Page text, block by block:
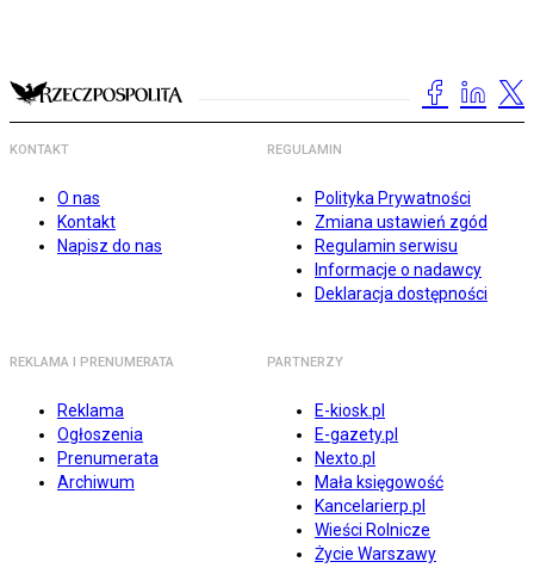
KONTAKT
O nas
Kontakt
Napisz do nas
REGULAMIN
Polityka Prywatności
Zmiana ustawień zgód
Regulamin serwisu
Informacje o nadawcy
Deklaracja dostępności
REKLAMA I PRENUMERATA
Reklama
Ogłoszenia
Prenumerata
Archiwum
PARTNERZY
E-kiosk.pl
E-gazety.pl
Nexto.pl
Mała księgowość
Kancelarierp.pl
Wieści Rolnicze
Życie Warszawy